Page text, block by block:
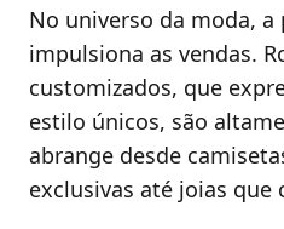
No universo da moda, a
impulsiona as vendas.
customizados, que
estilo únicos, são
abrange desde
exclusivas até joias